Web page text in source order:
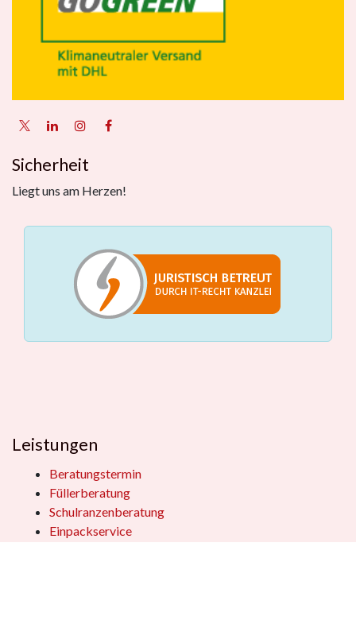
Sicherheit
Liegt uns am Herzen!
Leistungen
Beratungstermin
Füllerberatung
Schulranzenberatung
Einpackservice